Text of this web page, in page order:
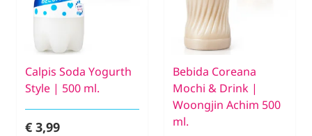
Calpis Soda Yogurth
Style | 500 ml.
€ 3,99
Bebida Coreana
Mochi & Drink |
Woongjin Achim 500
ml.